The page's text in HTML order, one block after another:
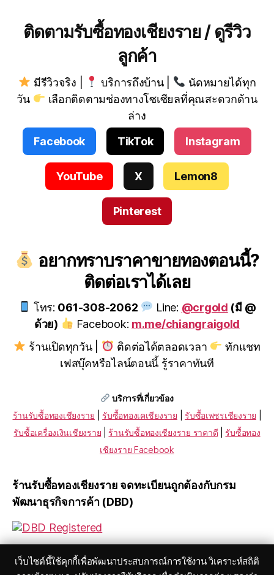
ติดตามรับซื้อทองเชียงราย / ดูรีวิว
ลูกค้า
มีรีวิวจริง | บริการถึงบ้าน |
นัดหมายได้ทุก
วัน
เลือกติดตามช่องทางโซเซียลที่คุณสะดวกด้าน
ล่าง
Facebook
TikTok Instagram
YouTube X Lemon8
Pinterest
อยากทราบราคาขายทองตอนนี้?
ติดต่อเราได้เลย
โทร: 061-308-2062 Line: @crgold (มี @
ด้วย)
Facebook: m.me/chiangraigold
ร้านเปิดทุกวัน |
ติดต่อได้ตลอดเวลา
ทักแชท
เฟสบุ๊คหรือไลน์ตอนนี้ รู้ราคาทันที
บริการที่เกี่ยวข้อง
ร้านรับซื้อทองเชียงราย
รับซื้อทองเคเชียงราย รับซื้อเพชรเชียงราย
รับซื้อเครื่องเงินเชียงราย
ร้านรับซื้อทองเชียงราย ราคาดี
รับซื้อทอง
เชียงราย Facebook
ร้านรับซื้อทองเชียงราย จดทะเบียนถูกต้องกับกรม
พัฒนาธุรกิจการค้า (DBD)
เว็บไซต์นี้ใช้คุกกี้เพื่อพัฒนาประสบการณ์การใช้งาน วิเคราะห์สถิติ